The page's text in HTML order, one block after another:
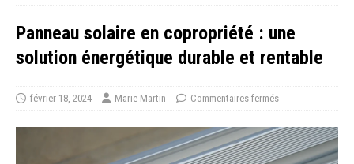
Panneau solaire en copropriété : une
solution énergétique durable et rentable
février 18, 2024 Marie Martin Commentaires fermés